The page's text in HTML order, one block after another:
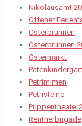
Nikolausamt
Offener
Osterbrunnen
Osterbrunnen
Ostermarkt
Petrimimen
Petristeine
Rentnerbrigade